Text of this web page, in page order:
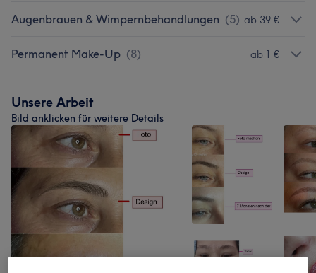
Augenbrauen & Wimpernbehandlungen (5) ab 39 €
Permanent Make-Up (8) ab 1 €
Unsere Arbeit
Bild anklicken für weitere Details